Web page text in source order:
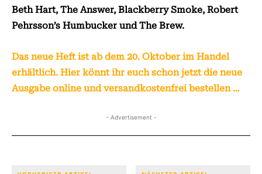
Beth Hart, The Answer, Blackberry Smoke, Robert
Pehrsson’s Humbucker und The Brew.
Das neue Heft ist ab dem 20. Oktober im Handel
erhältlich. Hier könnt ihr euch schon jetzt die neue
Ausgabe online und versandkostenfrei bestellen …
- Advertisement -